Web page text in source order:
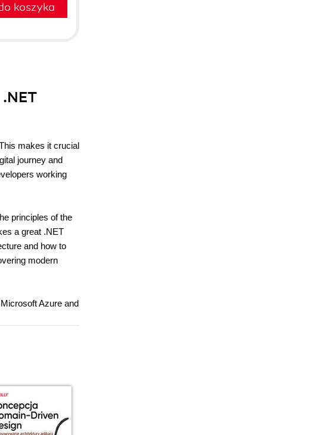
koszyka
makes it crucial
journey and
working
principles of the
a great .NET
and how to
modern
Azure and